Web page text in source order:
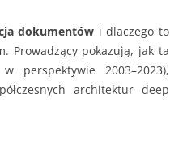
dokumentów i dlaczego to
Prowadzący pokazują, jak ta
perspektywie 2003–2023),
architektur deep